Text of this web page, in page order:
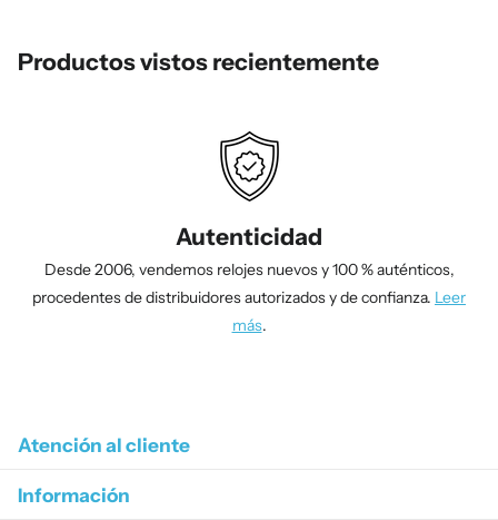
Productos vistos recientemente
Autenticidad
Desde 2006, vendemos relojes nuevos y 100 % auténticos,
procedentes de distribuidores autorizados y de confianza. Leer
más.
Atención al cliente
Información